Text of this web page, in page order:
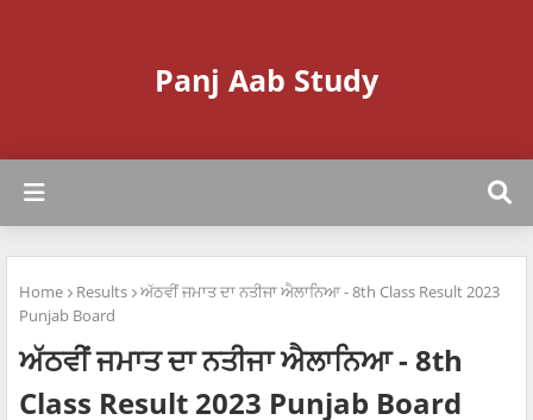
Panj Aab Study
Home Results
ਅੱਠਵੀਂ ਜਮਾਤ ਦਾ ਨਤੀਜਾ ਐਲਾਨਿਆ - 8th Class Result 2023
Punjab Board
ਅੱਠਵੀਂ ਜਮਾਤ ਦਾ ਨਤੀਜਾ ਐਲਾਨਿਆ - 8th
Class Result 2023 Punjab Board